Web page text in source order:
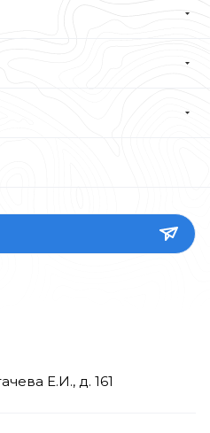
Е.И., д. 161